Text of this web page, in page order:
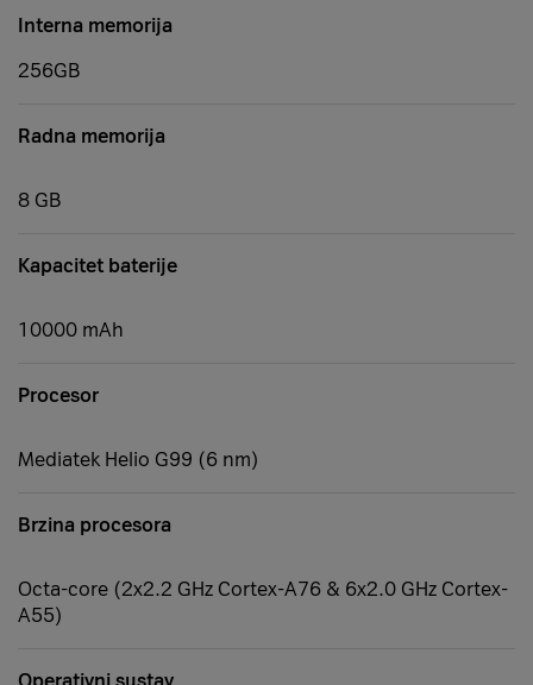
Interna memorija
256GB
Radna memorija
8 GB
Kapacitet baterije
10000 mAh
Procesor
Mediatek Helio G99 (6 nm)
Brzina procesora
Octa-core (2x2.2 GHz Cortex-A76 & 6x2.0 GHz Cortex-
A55)
Operativni sustav